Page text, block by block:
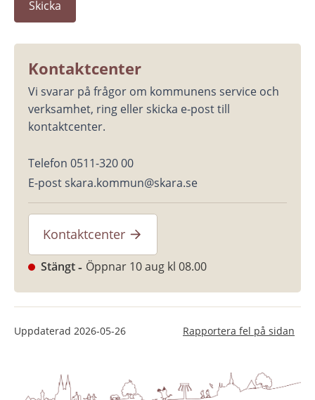
Kontaktcenter
Vi svarar på frågor om kommunens service och
verksamhet, ring eller skicka e-post till
kontaktcenter.
Telefon 0511-320 00
E-post skara.kommun@skara.se
Kontaktcenter
Stängt Öppnar 10 aug kl 08.00
Uppdaterad 2026-05-26 Rapportera fel på sidan